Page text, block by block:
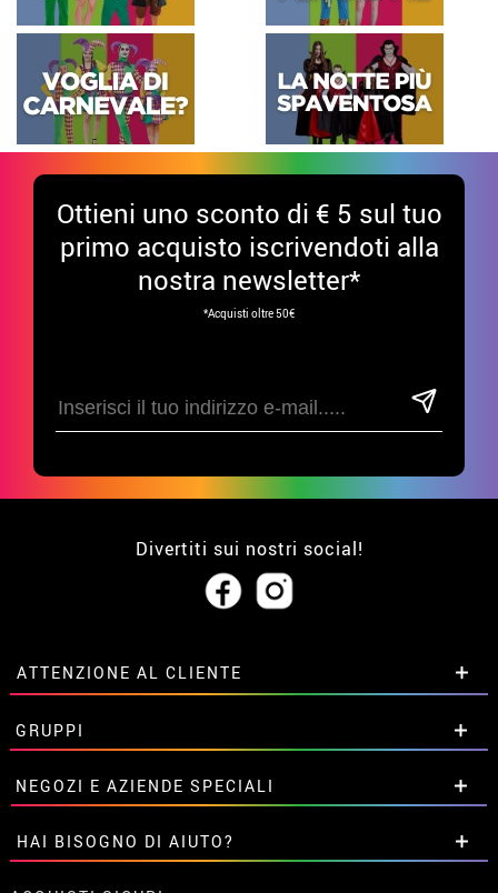
Ottieni uno sconto di € 5 sul tuo
primo acquisto iscrivendoti alla
nostra newsletter*
*Acquisti oltre 50€
Divertiti sui nostri social!
ATTENZIONE AL CLIENTE
• Su di noi
• Condizioni di vendita
• Avviso legale privacy
• Attenzione al cliente
• Utilizzo dei cookies
•Impostazioni dei cookie
GRUPPI
Sconti speciali per gruppi.
Contattaci qui
NEGOZI E AZIENDE SPECIALI
Sconti speciali per gruppi.
Contattaci qui
HAI BISOGNO DI AIUTO?